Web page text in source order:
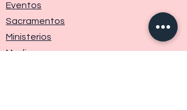
Eventos
Sacramentos
Ministerios
Media